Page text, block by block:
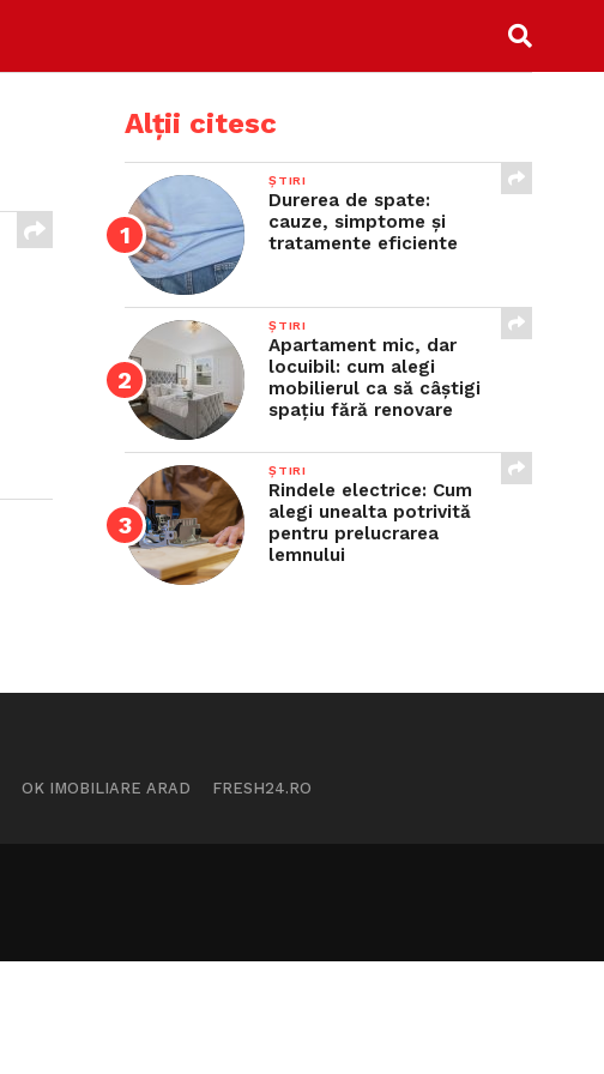
Alții citesc
ȘTIRI
Durerea de spate:
cauze, simptome și
tratamente eficiente
ȘTIRI
Apartament mic, dar
locuibil: cum alegi
mobilierul ca să câștigi
spațiu fără renovare
ȘTIRI
Rindele electrice: Cum
alegi unealta potrivită
pentru prelucrarea
lemnului
OK IMOBILIARE ARAD FRESH24.RO